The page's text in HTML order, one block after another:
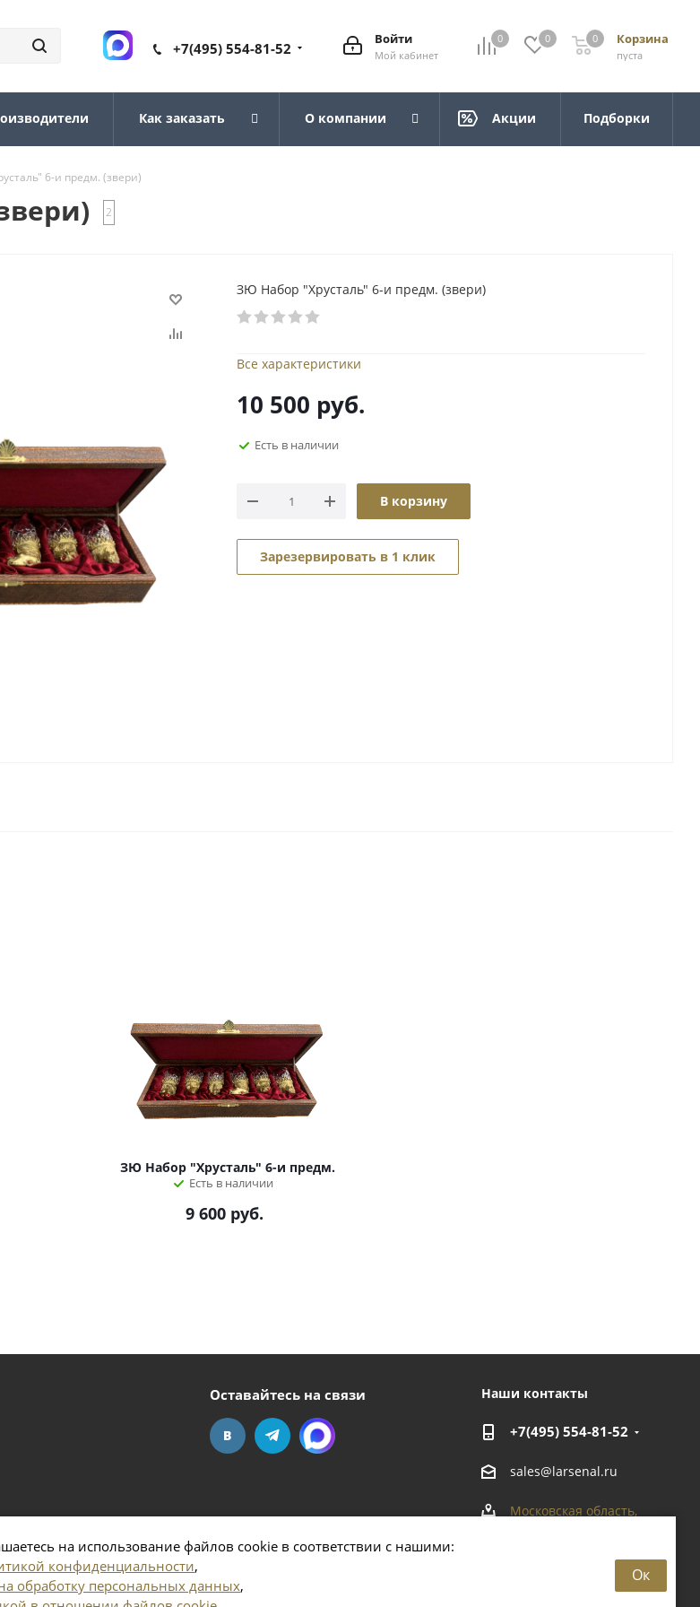
на использование файлов cookie в соответствии с нашими:
конфиденциальности,
обработку персональных данных,
Ок
0 0 Корзина
пуста
0
Войти
Мой кабинет
+7(495) 554-81-52
Как заказать О компании Акции Подборки
6-и предм. (звери)
2
ЗЮ Набор "Хрусталь" 6-и предм. (звери)
Все характеристики
10 500 руб.
Есть в наличии
В корзину
Зарезервировать в 1 клик
ЗЮ Набор "Хрусталь" 6-и предм.
Есть в наличии
9 600руб.
Оставайтесь на связи Наши контакты
+7(495) 554-81-52
sales@larsenal.ru
Московская область,